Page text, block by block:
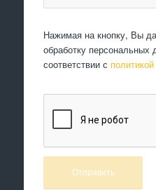
Нажимая на кнопку, Вы
обработку персональных
соответствии с